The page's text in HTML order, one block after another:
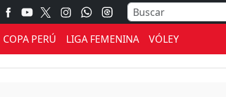
COPA PERÚ LIGA FEMENINA VÓLEY